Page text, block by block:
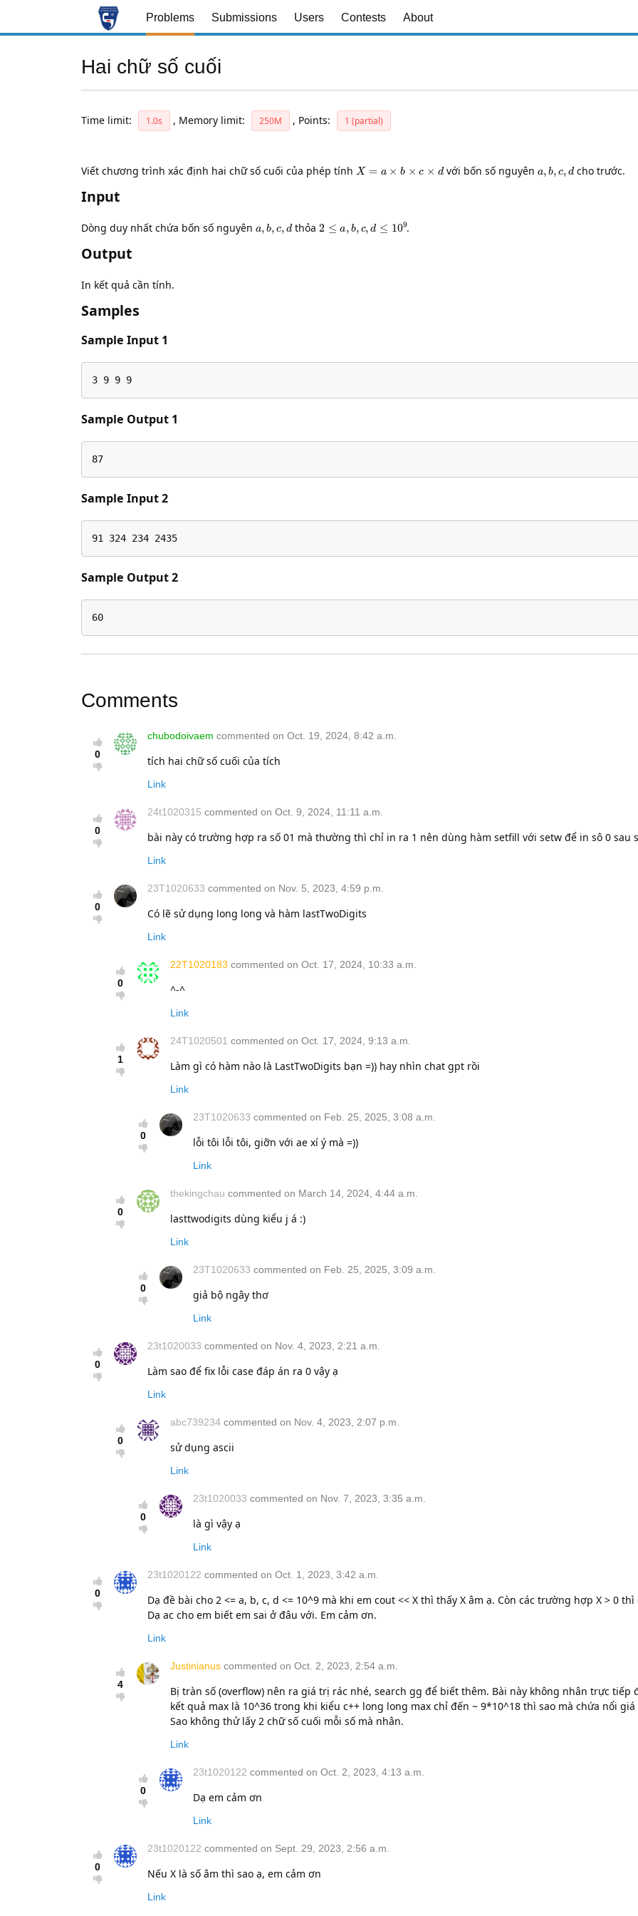
Problems Submissions Users Contests About
Hai chữ số cuối
Time limit: 1.0s , Memory limit: 250M , Points: 1 (partial)
Viết chương trình xác định hai chữ số cuối của phép tính
X= c
với bốn số nguyên
b d
cho trước.
Input
Dòng duy nhất chứa bốn số nguyên thỏa .
Output
In kết quả cần tính.
Samples
Sample Input 1
3 9 9 9
Sample Output 1
87
Sample Input 2
91 324 234 2435
Sample Output 2
60
Comments
0
chubodoivaem commented on Oct. 19, 2024, 8:42 a.m.
tích hai chữ số cuối của tích
Link
0
24t1020315 commented on Oct. 9, 2024, 11:11 a.m.
bài này có trường hợp ra số 01 mà thường thì chỉ in ra 1 nên dùng hàm setfill với setw để in sô 0 sau
Link
0
23T1020633 commented on Nov. 5, 2023, 4:59 p.m.
Có lẽ sử dụng long long và hàm lastTwoDigits
Link
0
22T1020183 commented on Oct. 17, 2024, 10:33 a.m.
^-^
Link
1
24T1020501 commented on Oct. 17, 2024, 9:13 a.m.
Làm gì có hàm nào là LastTwoDigits bạn =)) hay nhìn chat gpt rồi
Link
0
23T1020633 commented on Feb. 25, 2025, 3:08 a.m.
lỗi tôi lỗi tôi, giỡn với ae xí ý mà =))
Link
0
thekingchau commented on March 14, 2024, 4:44 a.m.
lasttwodigits dùng kiểu j á :)
Link
0
23T1020633 commented on Feb. 25, 2025, 3:09 a.m.
giả bộ ngây thơ
Link
0
23t1020033 commented on Nov. 4, 2023, 2:21 a.m.
Làm sao để fix lỗi case đáp án ra 0 vậy ạ
Link
0
abc739234 commented on Nov. 4, 2023, 2:07 p.m.
sử dụng ascii
Link
0
23t1020033 commented on Nov. 7, 2023, 3:35 a.m.
là gì vậy ạ
Link
0
23t1020122 commented on Oct. 1, 2023, 3:42 a.m.
Dạ đề bài cho 2 <= a, b, c, d <= 10^9 mà khi em cout << X thì thấy X âm ạ. Còn các trường hợp X > 0
Dạ ac cho em biết em sai ở đâu với. Em cảm ơn.
Link
4
Justinianus commented on Oct. 2, 2023, 2:54 a.m.
Bị tràn số (overflow) nên ra giá trị rác nhé, search gg để biết thêm. Bài này không nhân trực tiếp
kết quả max là 10^36 trong khi kiểu c++ long long max chỉ đến ~ 9*10^18 thì sao mà chứa nổi
Sao không thử lấy 2 chữ số cuối mỗi số mà nhân.
Link
0
23t1020122 commented on Oct. 2, 2023, 4:13 a.m.
Dạ em cảm ơn
Link
0
23t1020122 commented on Sept. 29, 2023, 2:56 a.m.
Nếu X là số âm thì sao ạ, em cảm ơn
Link